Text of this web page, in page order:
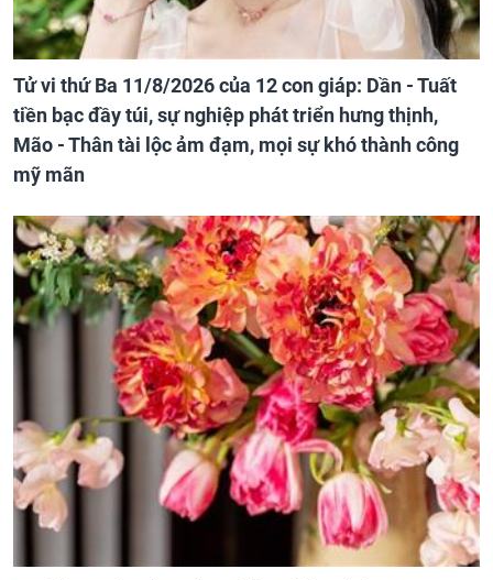
Tử vi thứ Ba 11/8/2026 của 12 con giáp: Dần - Tuất
tiền bạc đầy túi, sự nghiệp phát triển hưng thịnh,
Mão - Thân tài lộc ảm đạm, mọi sự khó thành công
mỹ mãn